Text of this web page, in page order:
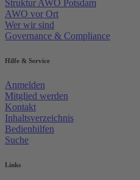
Struktur AWO Potsdam
AWO vor Ort
Wer wir sind
Governance & Compliance
Hilfe & Service
Anmelden
Mitglied werden
Kontakt
Inhaltsverzeichnis
Bedienhilfen
Suche
Links